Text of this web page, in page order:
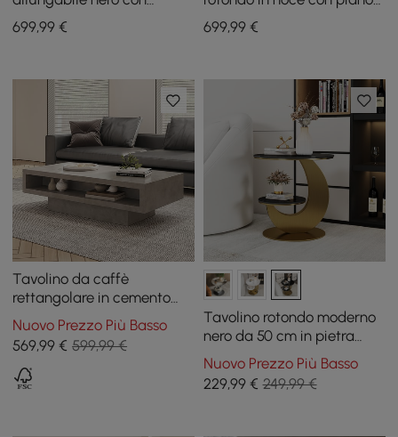
piedistallo in metallo a
forma di anello
699,99 €
in travertino (20" - 28")
699,99€
Tavolino da caffè
rettangolare in cemento
grigio Japandi con 2
cassetti e contenitore
aperto
Nuovo Prezzo Più Basso
569,99 € 599,99 €
Tavolino rotondo moderno
nero da 50 cm in pietra
sinterizzata a 2 livelli
Nuovo Prezzo Più Basso
229,99€ 249,99 €